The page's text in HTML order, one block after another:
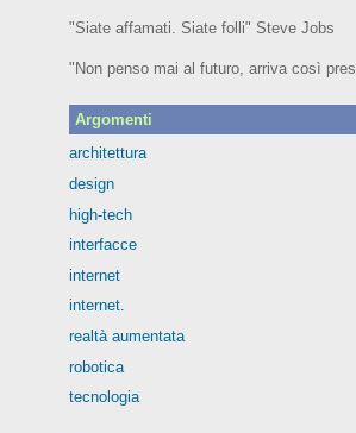
"Siate affamati. Siate folli" Steve Jobs
"Non penso mai al futuro, arriva così
Argomenti
architettura
design
high-tech
interfacce
internet
internet.
realtà aumentata
robotica
tecnologia